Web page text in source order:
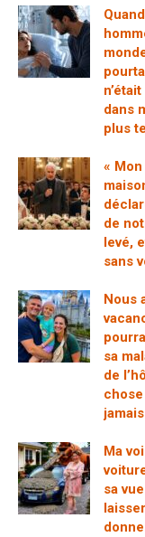
dans
plus
«
de
levé,
sans
Nous
sa
de
Ma
sa